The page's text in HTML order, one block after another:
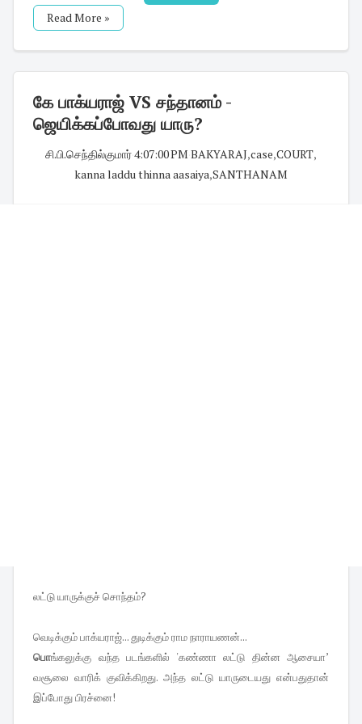
Read More »
கே பாக்யராஜ் VS சந்தானம் -
ஜெயிக்கப்போவது யாரு?
சி.பி.செந்தில்குமார்4:07:00 PM BAKYARAJ,case,COURT,
kanna laddu thinna aasaiya,SANTHANAM
லட்டு யாருக்குச் சொந்தம்?
வெடிக்கும் பாக்யராஜ்... துடிக்கும் ராம நாராயணன்...
பொங்கலுக்கு வந்த படங்களில் 'கண்ணா லட்டு தின்ன ஆசையா’
வசூலை வாரிக் குவிக்கிறது. அந்த லட்டு யாருடையது என்பதுதான்
இப்போது பிரச்னை!